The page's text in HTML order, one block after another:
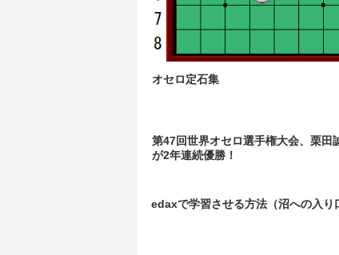
オセロ定石集
第47回世界オセロ選手権大会、栗田
が2年連続優勝！
edaxで学習させる方法（沼への入り